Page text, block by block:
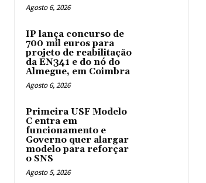
Agosto 6, 2026
IP lança concurso de
700 mil euros para
projeto de reabilitação
da EN341 e do nó do
Almegue, em Coimbra
Agosto 6, 2026
Primeira USF Modelo
C entra em
funcionamento e
Governo quer alargar
modelo para reforçar
o SNS
Agosto 5, 2026